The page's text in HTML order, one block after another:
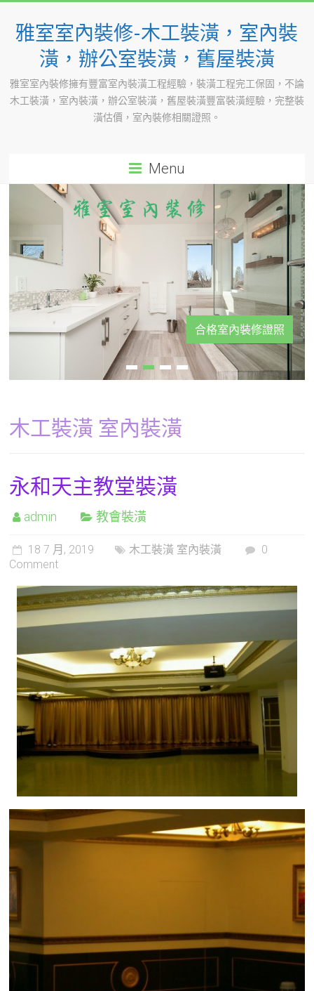
content
雅室室內裝修-木工裝潢，室內裝
潢，辦公室裝潢，舊屋裝潢
雅室室內裝修擁有豐富室內裝潢工程經驗，裝潢工程完工保固，不論
木工裝潢，室內裝潢，辦公室裝潢，舊屋裝潢豐富裝潢經驗，完整裝
潢估價，室內裝修相關證照。
Menu
合格室內裝修證照
木工裝潢 室內裝潢
永和天主教堂裝潢
admin 教會裝潢
18 7 月, 2019 木工裝潢 室內裝潢
0
Comment